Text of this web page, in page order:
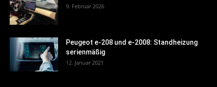
9. Februar 2026
Peugeot e-208 und e-2008: Standheizung
serienmäßig
12. Januar 2021